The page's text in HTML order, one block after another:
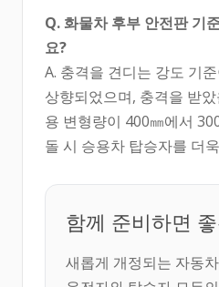
Q. 화물차 후부 안전판 기
요?
A. 충격을 견디는 강도 기
상향되었으며, 충격을 받
용 변형량이 400㎜에서
돌 시 승용차 탑승자를 더
함께 준비하면
새롭게 개정되는 자동